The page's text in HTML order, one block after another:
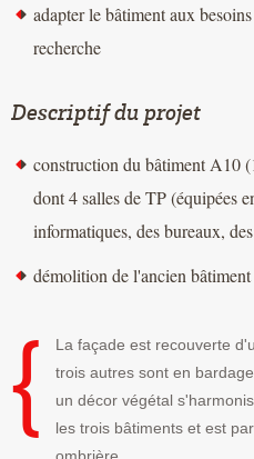
adapter le bâtiment aux
recherche
Descriptif du projet
construction du bâtiment A10
dont 4 salles de TP (équipées
informatiques, des bureaux,
démolition de l'ancien
La façade est recouverte
trois autres sont en
un décor végétal
les trois bâtiments et est
ombrière.